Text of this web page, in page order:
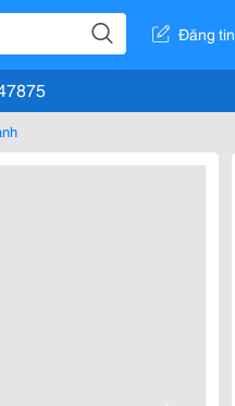
Đăng tin